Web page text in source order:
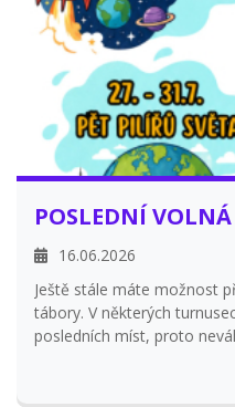
Náborový trénink se
17:00 hodin ve sportovní
Pokud si chcete
dozvědět více informací,
Kapacita jednotlivých
POSLEDNÍ
16.06.2026
Ještě stále máte možnost
tábory. V některých
posledních míst, proto